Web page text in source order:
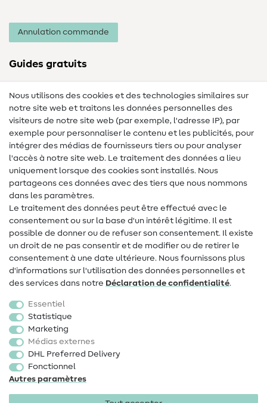
Annulation commande
Guides gratuits
Lexique de couture
Tutos de couture
Aide & contact
Contact
Changement de propriétaire
FAQ
Droit de rétractation
Populaire
Accessoires de couture
Promotions
Nous utilisons des cookies et des technologies similaires sur
notre site web et traitons les données personnelles des
visiteurs de notre site web (par exemple, l'adresse IP), par
exemple pour personnaliser le contenu et les publicités, pour
intégrer des médias de fournisseurs tiers ou pour analyser
l'accès à notre site web. Le traitement des données a lieu
uniquement lorsque des cookies sont installés. Nous
partageons ces données avec des tiers que nous nommons
dans les paramètres.
Le traitement des données peut être effectué avec le
consentement ou sur la base d'un intérêt légitime. Il est
possible de donner ou de refuser son consentement. Il existe
un droit de ne pas consentir et de modifier ou de retirer le
consentement à une date ultérieure. Nous fournissons plus
d'informations sur l'utilisation des données personnelles et
des services dans notre Déclaration de confidentialité.
Essentiel
Statistique
Marketing
Médias externes
DHL Preferred Delivery
Fonctionnel
Autres paramètres